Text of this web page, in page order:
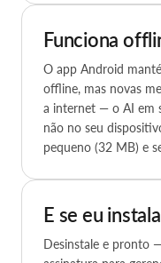
Funciona
O app Android
offline, mas novas
a internet — o AI em
não no seu
pequeno (32 MB) e
E se eu
Desinstale e pronto